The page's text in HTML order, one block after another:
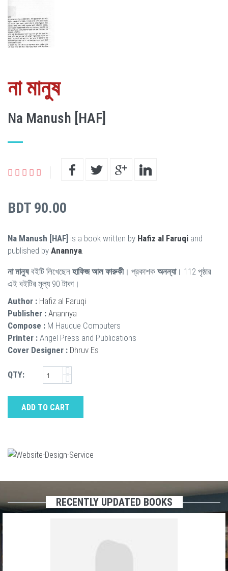
না মানুষ
Na Manush [HAF]
BDT 90.00
Na Manush [HAF] is a book written by Hafiz al Faruqi and
published by Anannya
না মানুষবইটি লিখেছেন হাফিজ আল ফারুকী। প্রকাশক অনন্যা। 112 পৃষ্ঠার
এই বইটির মূল্য 90 টাকা।
Author : Hafiz al Faruqi
Publisher : Anannya
Compose : M Hauque Computers
Printer : Angel Press and Publications
Cover Designer : Dhruv Es
QTY:
ADD TO CART
RECENTLY UPDATED BOOKS